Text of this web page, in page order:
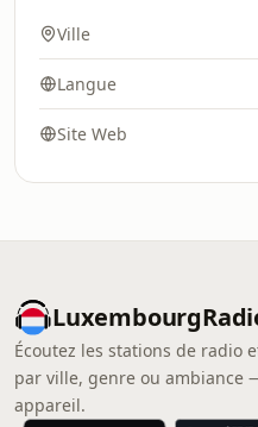
Ville
Langue
Site Web
Écoutez les stations de radio
par ville, genre ou
appareil.